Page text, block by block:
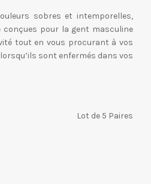
sobres et intemporelles,
conçues pour la gent masculine
tout en vous procurant à vos
sont enfermés dans vos
Lot de 5 Paires